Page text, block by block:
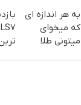
به هر اندازه ای
که میخوای
میتونی طلا